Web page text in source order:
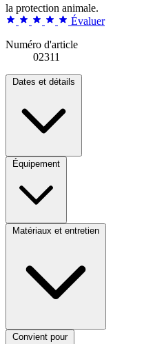
la protection animale.
Évaluer
Numéro d'article
02311
Dates et détails
Équipement
Matériaux et entretien
Convient pour